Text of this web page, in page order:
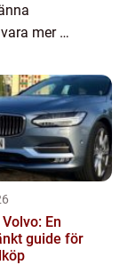
mer än
En
guide för